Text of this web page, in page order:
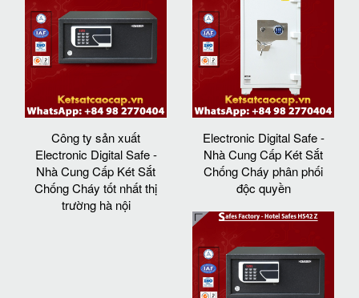
Công ty sản xuất
Electronic Digital Safe -
Nhà Cung Cấp Két Sắt
Chống Cháy tốt nhất thị
trường hà nội
Electronic Digital Safe -
Nhà Cung Cấp Két Sắt
Chống Cháy phân phối
độc quyền